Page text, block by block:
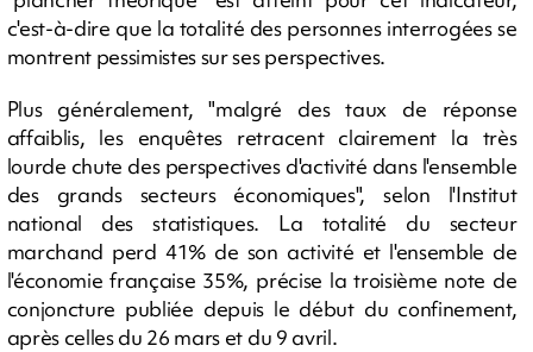
c'est-à-dire que la totalité des personnes interrogées se
montrent pessimistes sur ses perspectives.
Plus généralement, "malgré des taux de réponse
affaiblis, les enquêtes retracent clairement la très
lourde chute des perspectives d'activité dans l'ensemble
des grands secteurs économiques", selon l'Institut
national des statistiques. La totalité du secteur
marchand perd 41% de son activité et l'ensemble de
l'économie française 35%, précise la troisième note de
conjoncture publiée depuis le début du confinement,
après celles du 26 mars et du 9 avril.